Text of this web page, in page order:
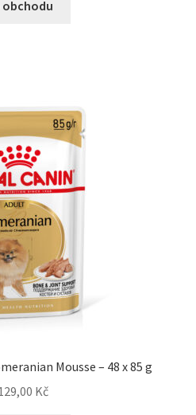
obchodu
Mousse – 48 x 85 g
Kč